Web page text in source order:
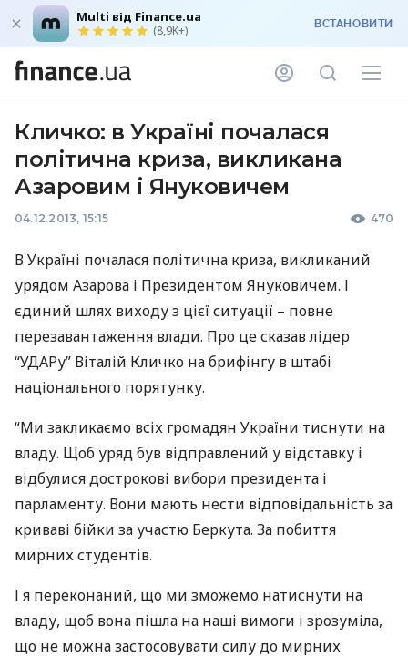
Multi від Finance.ua
(8,9K+) ВСТАНОВИТИ
Кличко: в Україні почалася
політична криза, викликана
Азаровим і Януковичем
04.12.2013, 15:15 470
В Україні почалася політична криза, викликаний
урядом Азарова і Президентом Януковичем. І
єдиний шлях виходу з цієї ситуації – повне
перезавантаження влади. Про це сказав лідер
“УДАРу” Віталій Кличко на брифінгу в штабі
національного порятунку.
“Ми закликаємо всіх громадян України тиснути на
владу. Щоб уряд був відправлений у відставку і
відбулися дострокові вибори президента і
парламенту. Вони мають нести відповідальність за
криваві бійки за участю Беркута. За побиття
мирних студентів.
І я переконаний, що ми зможемо натиснути на
владу, щоб вона пішла на наші вимоги і зрозуміла,
що не можна застосовувати силу до мирних